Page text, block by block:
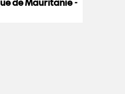
- L'hymne national de la République Islamique de Mauritanie